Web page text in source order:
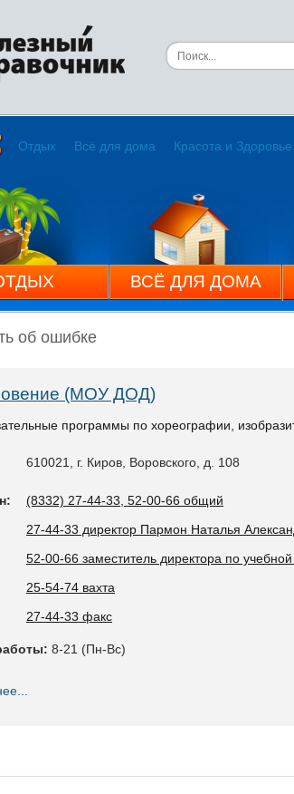
Отдых Всё для дома Красота и Здоровье
ВСЁ ДЛЯ ДОМА
об ошибке
(МОУ ДОД)
программы по хореографии,
610021, г. Киров, Воровского, д. 108
(8332) 27-44-33, 52-00-66 общий
27-44-33 директор Пармон Наталья
52-00-66 заместитель директора по
25-54-74 вахта
27-44-33 факс
8-21 (Пн-Вс)